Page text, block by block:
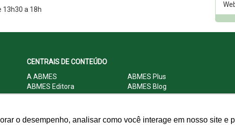
o desempenho, analisar como você interage em nosso site e
13h30 a 18h
CENTRAIS DE CONTEÚDO
A ABMES
ABMES Plus
ABMES Editora
ABMES Blog
ABMES LInC
Legislação
Central do Associado ABMES
Contato